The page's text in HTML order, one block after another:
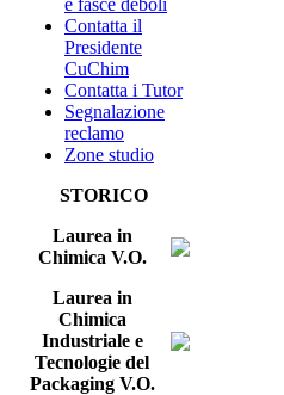
e fasce deboli
Contatta il
Presidente
CuChim
Contatta i Tutor
Segnalazione
reclamo
Zone studio
STORICO
Laurea in
Chimica V.O.
Laurea in
Chimica
Industriale e
Tecnologie del
Packaging V.O.